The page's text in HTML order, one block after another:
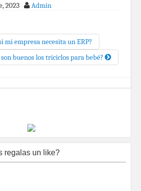
2023 Admin
mi empresa necesita un ERP?
buenos los triciclos para bebé?
regalas un like?